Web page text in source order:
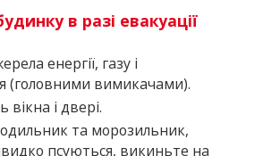
в разі евакуації
енергії, газу і
(головними вимикачами).
вікна і двері.
та морозильник,
псуються, викиньте на